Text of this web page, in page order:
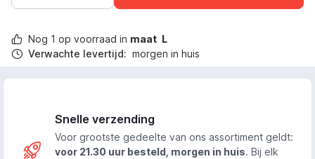
Nog 1 op voorraad in maat L
Verwachte levertijd: morgen in huis
Snelle verzending
Voor grootste gedeelte van ons assortiment geldt:
voor 21.30 uur besteld, morgen in huis. Bij elk